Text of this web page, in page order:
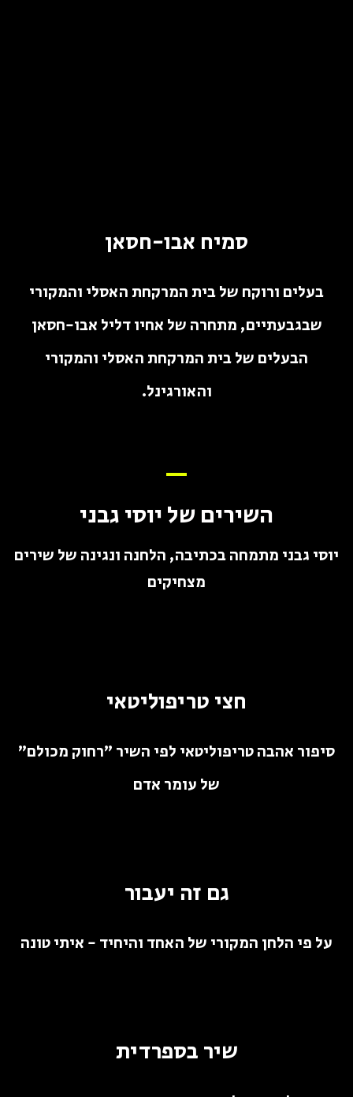
סמיח אבו-חסאן
בעלים ורוקח של בית המרקחת האסלי והמקורי
שבגבעתיים, מתחרה של אחיו דליל אבו-חסאן
הבעלים של בית המרקחת האסלי והמקורי
והאורגינל.
השירים של יוסי גבני
יוסי גבני מתמחה בכתיבה, הלחנה ונגינה של שירים
מצחיקים
חצי טריפוליטאי​
סיפור אהבה טריפוליטאי לפי השיר "רחוק מכולם"
של עומר אדם​
גם זה יעבור​
על פי הלחן המקורי של האחד והיחיד - איתי טונה
שיר בספרדית